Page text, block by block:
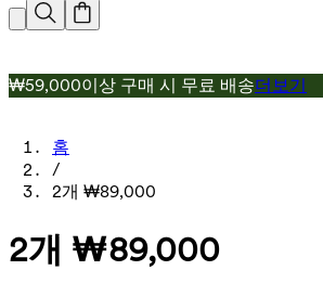
₩59,000이상 구매 시 무료 배송더보기
홈
/
2개 ₩89,000
2개 ₩89,000